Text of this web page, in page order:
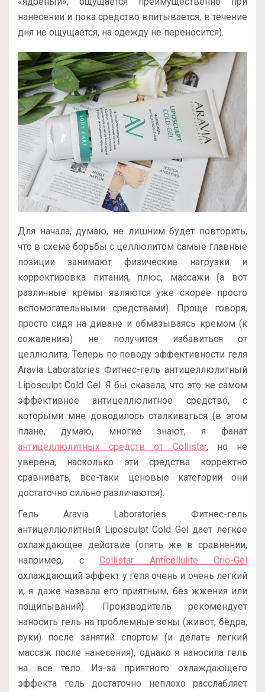
нанесении и пока средство впитывается, в течение
дня не ощущается, на одежду не переносится).
Для начала, думаю, не лишним будет повторить,
что в схеме борьбы с целлюлитом самые главные
позиции занимают физические нагрузки и
корректировка питания, плюс, массажи (а вот
различные кремы являются уже скорее просто
вспомогательными средствами). Проще говоря,
просто сидя на диване и обмазываясь кремом (к
сожалению) не получится избавиться от
целлюлита. Теперь по поводу эффективности геля
Aravia Laboratories Фитнес-гель антицеллюлитный
Liposculpt Cold Gel. Я бы сказала, что это не самом
эффективное антицеллюлитное средство, с
которыми мне доводилось сталкиваться (в этом
плане, думаю, многие знают, я фанат
антицеллюлитных средств от Collistar, но не
уверена, насколько эти средства корректно
сравнивать, все-таки ценовые категории они
достаточно сильно различаются).
Гель Aravia Laboratories Фитнес-гель
антицеллюлитный Liposculpt Cold Gel дает легкое
охлаждающее действие (опять же в сравнении,
например, с Collistar Anticellulite Crio-Gel
охлаждающий эффект у геля очень и очень легкий
и, я даже назвала его приятным, без жжения или
пощипываний). Производитель рекомендует
наносить гель на проблемные зоны (живот, бёдра,
руки) после занятий спортом (и делать легкий
массаж после нанесения), однако я наносила гель
на все тело. Из-за приятного охлаждающего
эффекта гель достаточно неплохо расслабляет